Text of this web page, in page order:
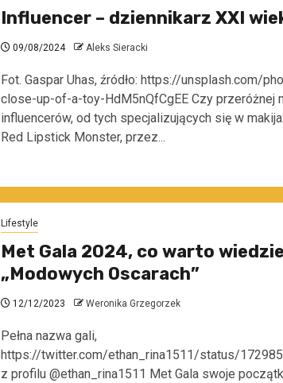
Influencer – dziennikarz XXI
09/08/2024 Aleks Sieracki
Fot. Gaspar Uhas, źródło: https://unsplash.com/
close-up-of-a-toy-HdM5nQfCgEE Czy przeróżnej
influencerów, od tych specjalizujących się w
Red Lipstick Monster, przez...
Lifestyle
Met Gala 2024, co warto
„Modowych Oscarach”
12/12/2023 Weronika Grzegorzek
Pełna nazwa gali,
https://twitter.com/ethan_rina1511/status/
z profilu @ethan_rina1511 Met Gala swoje